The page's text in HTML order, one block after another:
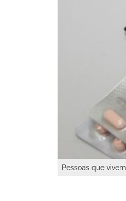
Pessoas que